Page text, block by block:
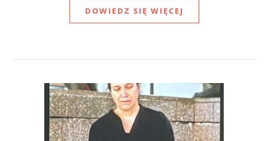
DOWIEDZ SIĘ WIĘCEJ